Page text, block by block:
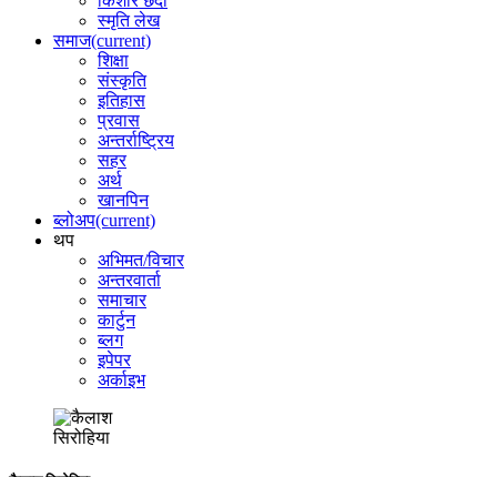
स्मृति लेख
समाज(current)
शिक्षा
संस्कृति
इतिहास
प्रवास
अन्तर्राष्ट्रिय
सहर
अर्थ
खानपिन
ब्लोअप(current)
थप
अभिमत/विचार
अन्तरवार्ता
समाचार
कार्टुन
ब्लग
इपेपर
अर्काइभ